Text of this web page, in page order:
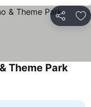
공유 즐
Theme Park요금